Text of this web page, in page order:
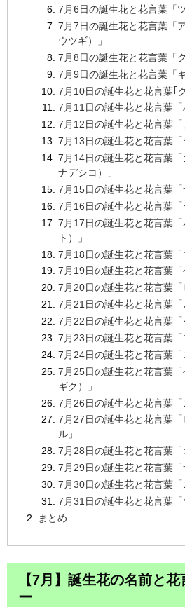
7月6日の誕生花と花言葉「
7月7日の誕生花と花言葉「
ウツギ）」
7月8日の誕生花と花言葉「グ
7月9日の誕生花と花言葉「
7月10日の誕生花と花言葉｢
7月11日の誕生花と花言葉「
7月12日の誕生花と花言葉「
7月13日の誕生花と花言葉「
7月14日の誕生花と花言葉
ナデシコ）」
7月15日の誕生花と花言葉「
7月16日の誕生花と花言葉「
7月17日の誕生花と花言葉
ト）」
7月18日の誕生花と花言葉「
7月19日の誕生花と花言葉「
7月20日の誕生花と花言葉「
7月21日の誕生花と花言葉「
7月22日の誕生花と花言葉「
7月23日の誕生花と花言葉「
7月24日の誕生花と花言葉「
7月25日の誕生花と花言葉
ギク）」
7月26日の誕生花と花言葉「
7月27日の誕生花と花言葉
ル」
7月28日の誕生花と花言葉「
7月29日の誕生花と花言葉「
7月30日の誕生花と花言葉「
7月31日の誕生花と花言葉「
まとめ
【7月】誕生花の名前と
ー